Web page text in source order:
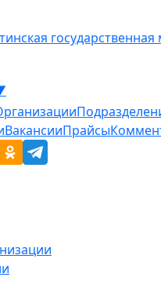
ВакансииПрайсы